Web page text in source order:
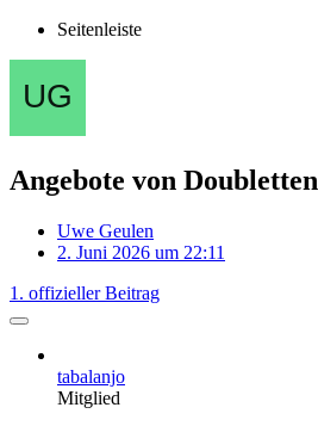
Seitenleiste
Angebote von Doubletten
Uwe Geulen
2. Juni 2026 um 22:11
1. offizieller Beitrag
tabalanjo
Mitglied